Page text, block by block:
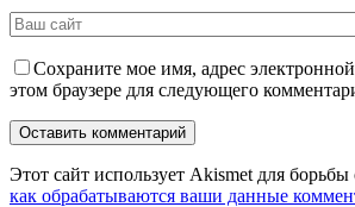
Сохраните мое имя, адрес
этом браузере для следующего
Этот сайт использует Akismet для
как обрабатываются ваши данные